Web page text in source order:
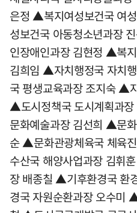
은정 ▲복지여성보건국 여
성보건국 아동청소년과장
인장애인과장 김현정 ▲복
김희임 ▲자치행정국 자치
국 평생교육과장 조지숙 ▲
▲도시정책국 도시계획과
문화예술과장 김선희 ▲문
순 ▲문화관광체육국 체육
수산국 해양사업과장 김휘
장 배종칠 ▲기후환경국 환
경국 자원순환과장 오수미